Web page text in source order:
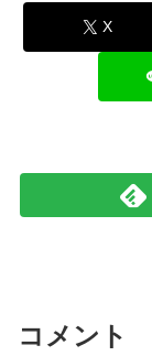
X
コメント